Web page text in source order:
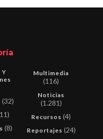
Y
(32)
(8)
Multimedia
(116)
Noticias
(1.281)
Recursos (4)
Reportajes (24)